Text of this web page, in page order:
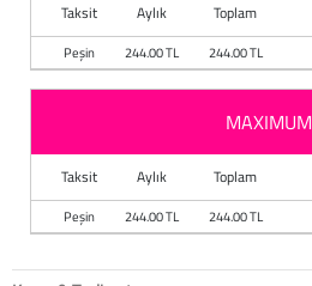
Taksit Aylık Toplam
Peşin 244.00 TL 244.00 TL
MAXIMUM
Taksit Aylık Toplam
Peşin 244.00 TL 244.00 TL